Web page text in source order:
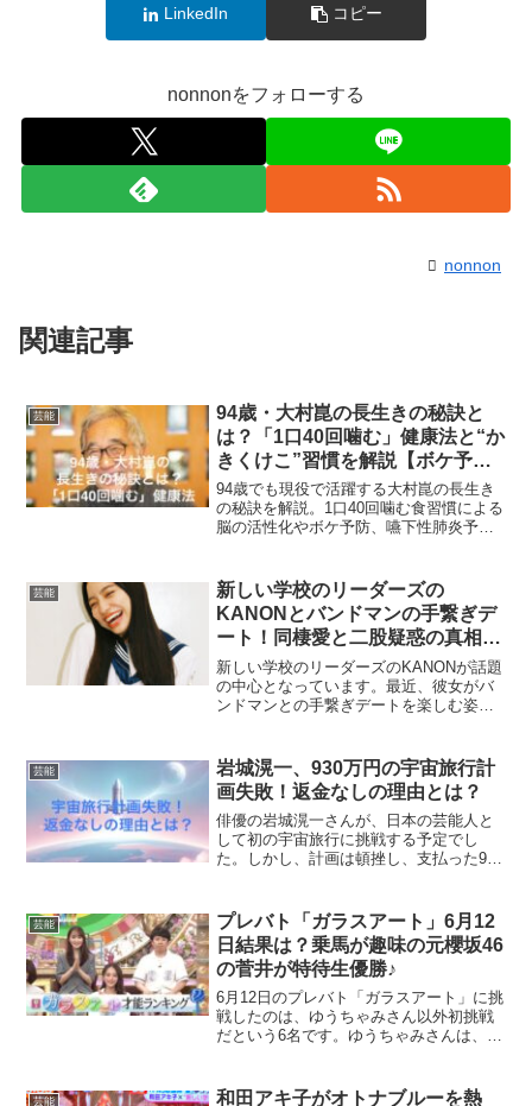
LinkedIn コピー
nonnonをフォローする
nonnon
関連記事
芸能
94歳・大村崑の長生きの秘訣と
は？「1口40回噛む」健康法と“か
きくけこ”習慣を解説【ボケ予
防・筋トレ・恋】
94歳でも現役で活躍する大村崑の長生き
の秘訣を解説。1口40回噛む食習慣による
脳の活性化やボケ予防、嚥下性肺炎予防
活習慣をわかりやすく紹介。
芸能
新しい学校のリーダーズの
KANONとバンドマンの手繋ぎデ
ート！同棲愛と二股疑惑の真相
は？
新しい学校のリーダーズのKANONが話題
の中心となっています。最近、彼女がバ
ンドマンとの手繋ぎデートを楽しむ姿が
ンの関係について、同棲愛や二股疑惑の
真相を探っていき...
芸能
岩城滉一、930万円の宇宙旅行計
画失敗！返金なしの理由とは？
俳優の岩城滉一さんが、日本の芸能人と
して初の宇宙旅行に挑戦する予定でし
た。しかし、計画は頓挫し、支払った930
て語りました。宇宙旅行への期待が高ま
る中、計画失敗の裏には...
芸能
プレバト「ガラスアート」6月12
日結果は？乗馬が趣味の元櫻坂46
の菅井が特待生優勝♪
6月12日のプレバト「ガラスアート」に挑
戦したのは、ゆうちゃみさん以外初挑戦
だという6名です。ゆうちゃみさんは、前
画「ガラスアート」一発特待生で満点！
芸能 和田アキ子がオトナブルーを熱